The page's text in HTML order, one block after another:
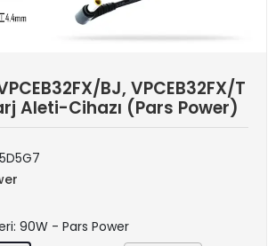
BJ, VPCEB32FX/T
Aleti-Cihazı (Pars Power)
90W - Pars Power